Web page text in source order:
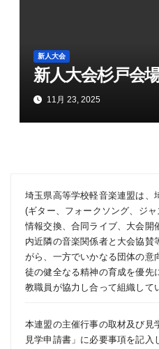
新人大会
新人大会杉戸会
11月 23, 2025
埼玉県高等学校軽音楽連盟は、
(ギター、フォークソング、ジャ
情報交換、合同ライブ、大会開
内近隣の音楽関係者と大会協賛
がら、一方でいかなる団体の意
徒の健全なる精神の育成を優先
教職員が協力し合って組織して
本連盟の主催行事の取材及び見
見学申請書 」に必要事項を記入